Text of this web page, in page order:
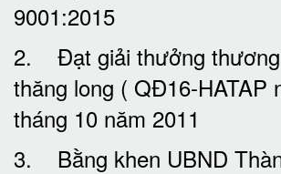
9001:2015
2. Đạt giải thưởng thương
thăng long ( QĐ16-HATAP
tháng 10 năm 2011
3. Bằng khen UBND